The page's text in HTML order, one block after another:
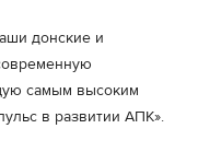
донские и
самым высоким
в развитии АПК».